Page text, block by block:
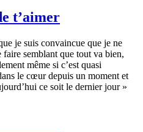
t’aimer
je suis convaincue que je ne
faire semblant que tout va bien,
même si c’est quasi
le cœur depuis un moment et
ce soit le dernier jour »